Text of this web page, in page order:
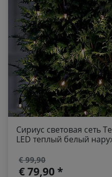
Сириус световая сеть
LED теплый белый
€ 99,90
€ 79,90 *